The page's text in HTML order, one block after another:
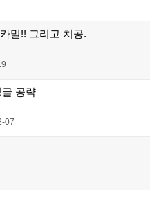
밀!! 그리고 치공.
공략
07